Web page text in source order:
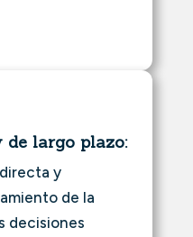
de largo plazo:
y
de la
decisiones